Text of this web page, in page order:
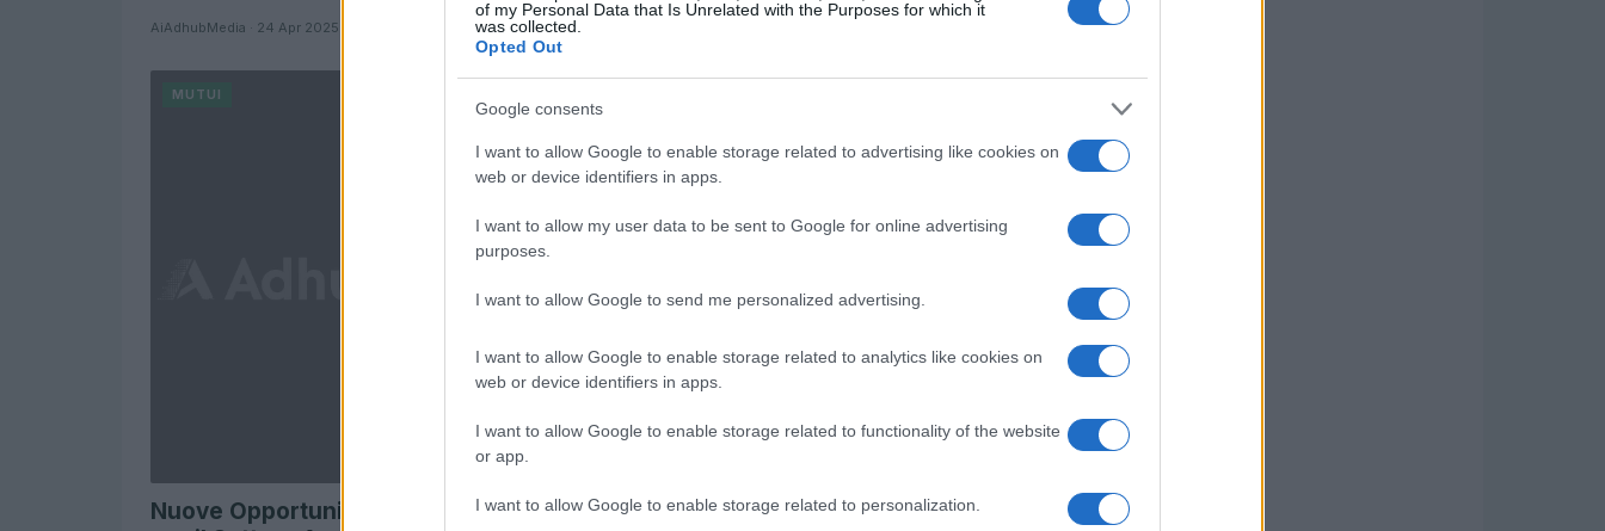
of my Personal Data that Is Unrelated with the Purposes for which it
was collected.
Opted Out
Google consents
I want to allow Google to enable storage related to advertising like cookies on
web or device identifiers in apps.
I want to allow my user data to be sent to Google for online advertising
purposes.
I want to allow Google to send me personalized advertising.
I want to allow Google to enable storage related to analytics like cookies on
web or device identifiers in apps.
I want to allow Google to enable storage related to functionality of the website
or app.
I want to allow Google to enable storage related to personalization.
AiAdhubMedia · 24 Apr 2025
MUTUI
Nuove Opportunità di Finanziamento
Riduzione dei Tassi della BCE: Cosa